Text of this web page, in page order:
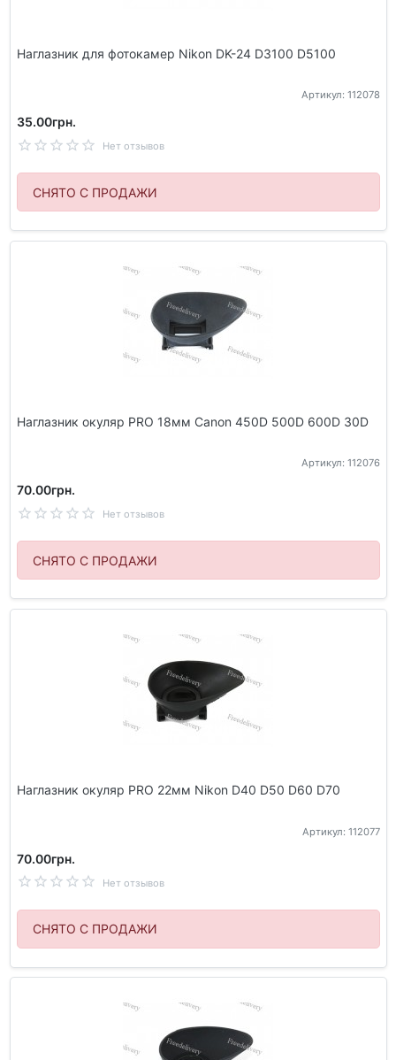
Наглазник для фотокамер Nikon DK-24 D3100 D5100
Артикул: 112078
35.00грн.
Нет отзывов
СНЯТО С ПРОДАЖИ
Наглазник окуляр PRO 18мм Canon 450D 500D 600D 30D
Артикул: 112076
70.00грн.
Нет отзывов
СНЯТО С ПРОДАЖИ
Наглазник окуляр PRO 22мм Nikon D40 D50 D60 D70
Артикул: 112077
70.00грн.
Нет отзывов
СНЯТО С ПРОДАЖИ